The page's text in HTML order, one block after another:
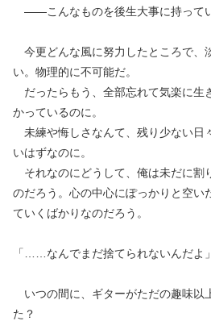
――こんなものを後生大事に持ってい
今更どんな風に努力したところで、
い。物理的に不可能だ。
だったらもう、全部忘れて気楽に生
かっているのに。
未練や悔しさなんて、残り少ない日
いはずなのに。
それなのにどうして、俺は未だに割
のだろう。心の中心にぽっかりと空い
ていくばかりなのだろう。
「……なんでまだ捨てられないんだよ」
いつの間に、ギターがただの趣味以
た？